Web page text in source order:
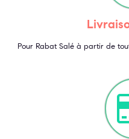
Pour Rabat Salé à partir de